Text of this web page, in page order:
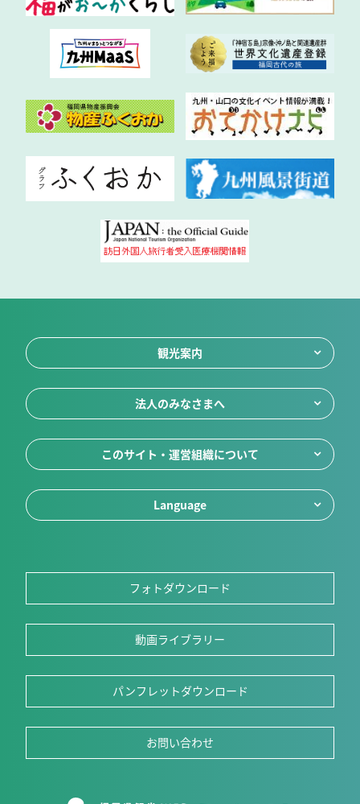
観光案内
法人のみなさまへ
このサイト・運営組織について
Language
フォトダウンロード
動画ライブラリー
パンフレットダウンロード
お問い合わせ